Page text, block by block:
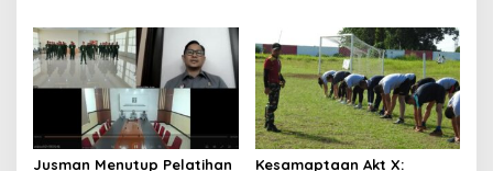
Akt III Badiklat Kumham
Sulut
Jusman Menutup Pelatihan
Kesamaptaan Akt X: